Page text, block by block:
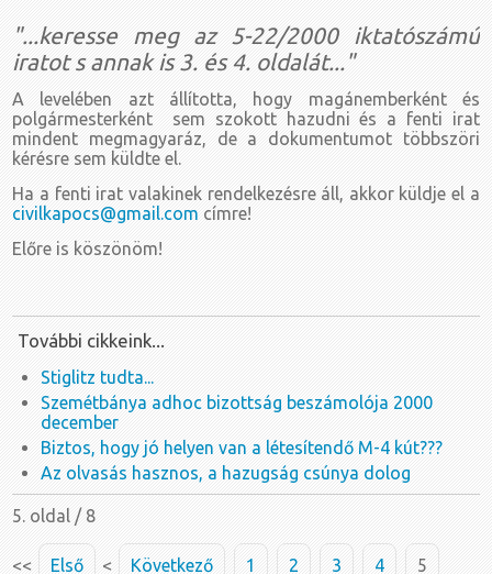
"...keresse meg az 5-22/2000 iktatószámú
iratot s annak is 3. és 4. oldalát..."
A levelében azt állította, hogy magánemberként és
polgármesterként sem szokott hazudni és a fenti irat
mindent megmagyaráz, de a dokumentumot többszöri
kérésre sem küldte el.
Ha a fenti irat valakinek rendelkezésre áll, akkor küldje el a
civilkapocs@gmail.com címre!
Előre is köszönöm!
További cikkeink...
Stiglitz tudta...
Szemétbánya adhoc bizottság beszámolója 2000
december
Biztos, hogy jó helyen van a létesítendő M-4 kút???
Az olvasás hasznos, a hazugság csúnya dolog
5. oldal / 8
<< Első < Következő 1 2 3 4 5